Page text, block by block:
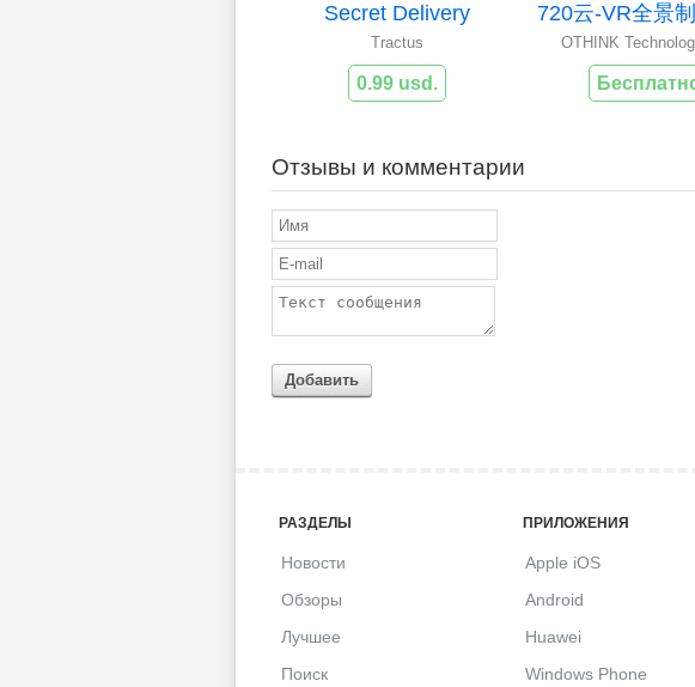
Secret Delivery
Tractus
0.99 usd.
720云-VR全景
OTHINK
Отзывы и комментарии
Добавить
РАЗДЕЛЫ
Новости
Обзоры
Лучшее
Поиск
ПРИЛОЖЕНИЯ
Apple iOS
Android
Huawei
Windows Phone